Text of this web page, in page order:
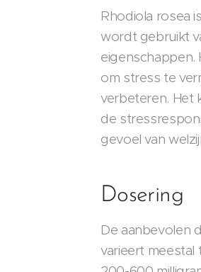
Rhodiola rosea
wordt gebruikt
om stress te
verbeteren. Het
de
gevoel van
Dosering
De aanbevolen
varieert meestal